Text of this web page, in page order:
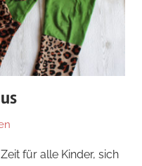
für alle Kinder, sich